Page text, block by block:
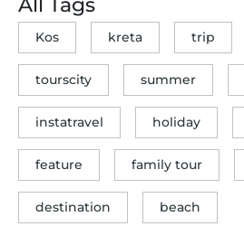
Kos kreta trip
tourscity summer
instatravel holiday
feature family tour
destination beach